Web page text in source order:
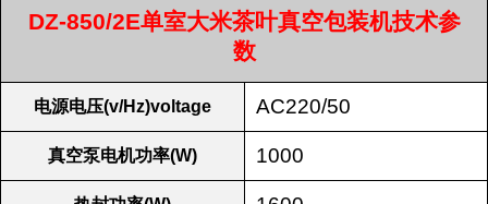
DZ-850/2E单室大米茶叶真空包装机技术参
数
电源电压(v/Hz)voltage AC220/50
真空泵电机功率(W) 1000